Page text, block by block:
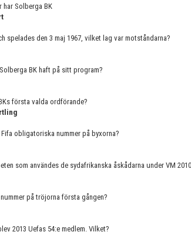
har Solberga BK
spelades den 3 maj 1967, vilket lag var motståndarna?
BK haft på sitt program?
första valda ordförande?
obligatoriska nummer på byxorna?
som användes de sydafrikanska åskådarna under VM
på tröjorna första gången?
2013 Uefas 54:e medlem. Vilket?